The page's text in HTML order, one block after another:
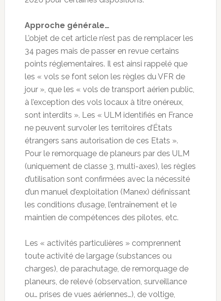
Approche générale…
L’objet de cet article n’est pas de remplacer les
34 pages mais de passer en revue certains
points réglementaires. Il est ainsi rappelé que
les « vols se font selon les règles du VFR de
jour », que les « vols de transport aérien public,
à l’exception des vols locaux à titre onéreux,
sont interdits ». Les « ULM identifiés en France
ne peuvent survoler les territoires d’États
étrangers sans autorisation de ces Etats ».
Pour le remorquage de planeurs par des ULM
(uniquement de classe 3, multi-axes), les règles
d’utilisation sont confirmées avec la nécessité
d’un manuel d’exploitation (Manex) définissant
les conditions d’usage, l’entraînement et le
maintien de compétences des pilotes, etc.
Les « activités particulières » comprennent
toute activité de largage (substances ou
charges), de parachutage, de remorquage de
planeurs, de relevé (observation, surveillance
ou… prises de vues aériennes…), de voltige,